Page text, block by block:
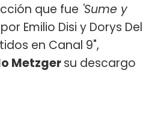
que fue 'Sume y
Emilio Disi y Dorys Del
en Canal 9",
Metzgersu descargo